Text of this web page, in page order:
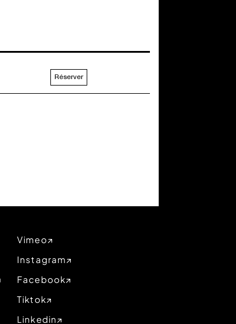
Réserver
Vimeo
Instagram
Facebook
Tiktok
Linkedin